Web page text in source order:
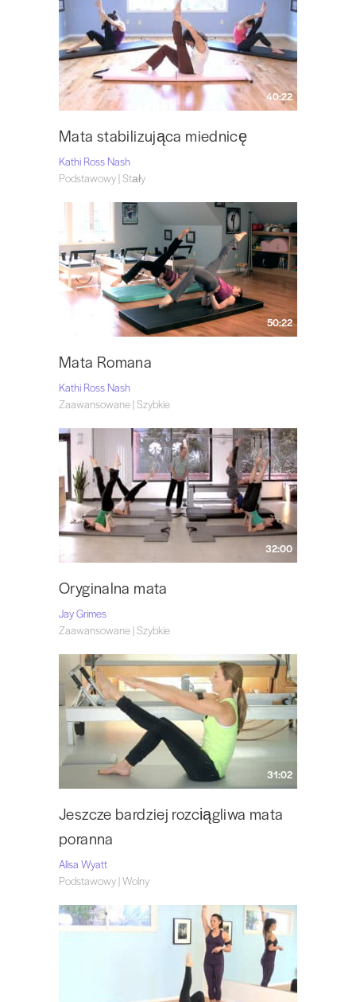
40:22
Mata stabilizująca miednicę
Kathi Ross Nash
Podstawowy | Stały
50:22
Mata Romana
Kathi Ross Nash
Zaawansowane | Szybkie
32:00
Oryginalna mata
Jay Grimes
Zaawansowane | Szybkie
31:02
Jeszcze bardziej rozciągliwa mata
poranna
Alisa Wyatt
Podstawowy | Wolny